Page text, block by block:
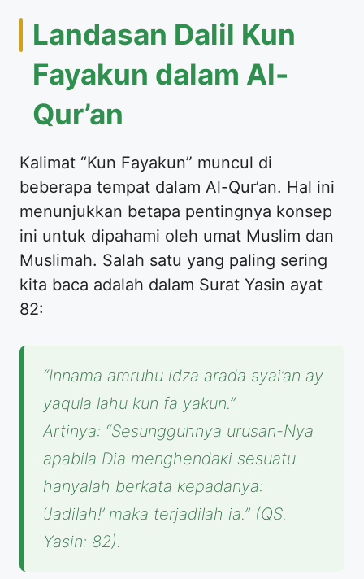
Landasan Dalil Kun
Fayakun dalam Al-
Qur’an
Kalimat “Kun Fayakun” muncul di
beberapa tempat dalam Al-Qur’an. Hal ini
menunjukkan betapa pentingnya konsep
ini untuk dipahami oleh umat Muslim dan
Muslimah. Salah satu yang paling sering
kita baca adalah dalam Surat Yasin ayat
82:
“Innama amruhu idza arada syai’an ay
yaqula lahu kun fa yakun.”
Artinya: “Sesungguhnya urusan-Nya
apabila Dia menghendaki sesuatu
hanyalah berkata kepadanya:
‘Jadilah!’ maka terjadilah ia.” (QS.
Yasin: 82).